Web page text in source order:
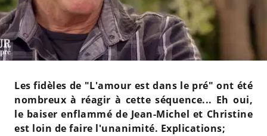
Les fidèles de "L'amour est dans le pré" ont été
nombreux à réagir à cette séquence... Eh oui,
le baiser enflammé de Jean-Michel et Christine
est loin de faire l'unanimité. Explications;